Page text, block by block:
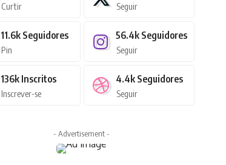
Curtir Seguir
11.6k Seguidores
Pin
56.4k Seguidores
Seguir
136k Inscritos
Inscrever-se
4.4k Seguidores
Seguir
- Advertisement -